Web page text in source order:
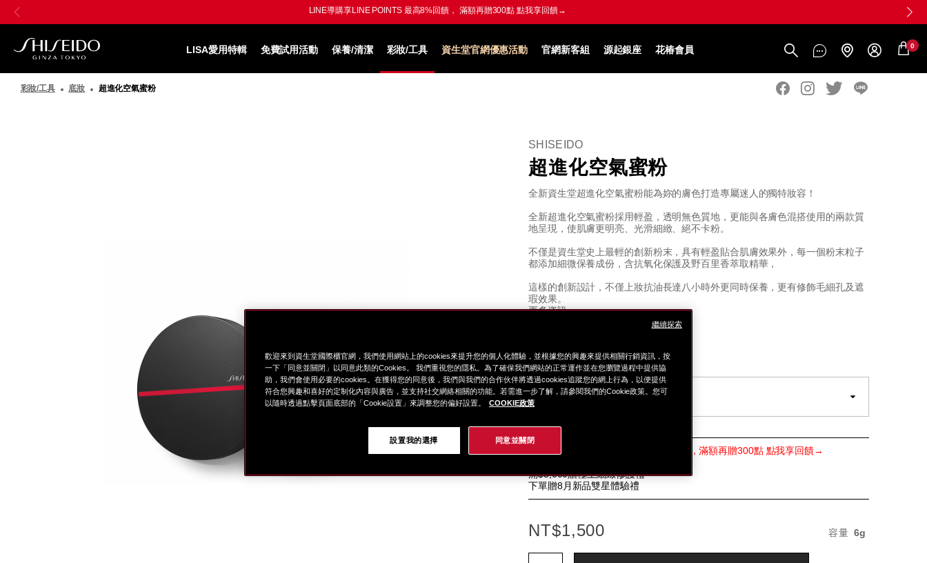
至
Skip
to
content
LINE導購享LINE POINTS 最高8%回饋，滿額再贈300點 點我享回饋→
生
LISA愛用特輯 免費試用活動 保養/清潔 彩妝/工具 資生堂官網優惠活動 官網新客組 源起銀座 花椿會員 0
彩妝/工具 底妝 超進化空氣蜜粉
SHISEIDO
超進化空氣蜜粉
全新資生堂超進化空氣蜜粉能為妳的膚色打造專屬迷人的獨特妝容！
全新超進化空氣蜜粉採用輕盈，透明無色質地，更能與各膚色混搭使用的兩款質
地呈現，使肌膚更明亮、光滑細緻、絕不卡粉。
不僅是資生堂史上最輕的創新粉末，具有輕盈貼合肌膚效果外，每一個粉末粒子
都添加細微保養成份，含抗氧化保護及野百里香萃取精華，
這樣的創新設計，不僅上妝抗油長達八小時外更同時保養，更有修飾毛細孔及遮
瑕效果。
更多資訊
1011579710.html
編
號。
1011579710
Radiant
特
別
優
惠
LINE導購享LINE POINTS最高8%回饋，滿額再贈300點 點我享回饋→
滿$5,000贈極上細緻修護禮
下單贈8月新品雙星體驗禮
NT$1,500
變
容量 6g
歡迎來到資生堂國際櫃官網，我們使用網站上的cookies來提升您的個人化體驗，並根據您的興趣來提供相關行銷資訊，按
一下「同意並關閉」以同意此類的Cookies。 我們重視您的隱私。為了確保我們網站的正常運作並在您瀏覽過程中提供協
助，我們會使用必要的cookies。在獲得您的同意後，我們與我們的合作伙伴將透過cookies追蹤您的網上行為，以便提供
符合您興趣和喜好的定制化內容與廣告，並支持社交網絡相關的功能。若需進一步了解，請參閱我們的Cookie政策。您可
以隨時透過點擊頁面底部的「Cookie設置」來調整您的偏好設置。
COOKIE政策
設置我的選擇 同意並關閉
繼續探索